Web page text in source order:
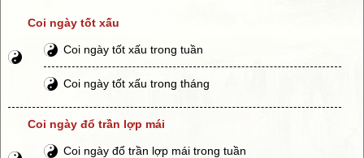
Coi ngày tốt xấu
Coi ngày tốt xấu trong tuần
Coi ngày tốt xấu trong tháng
Coi ngày đổ trần lợp mái
Coi ngày đổ trần lợp mái trong tuần